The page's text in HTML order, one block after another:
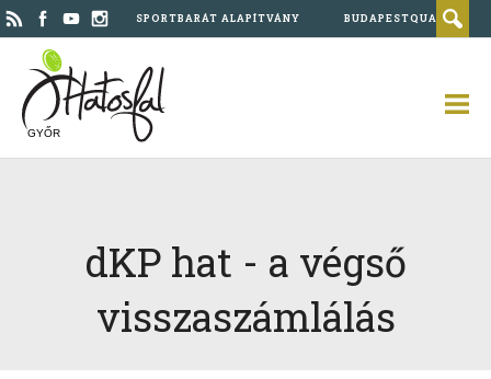
SPORTBARÁT ALAPÍTVÁNY BUDAPESTQUAD
GYŐR
dKP hat - a végső
visszaszámlálás